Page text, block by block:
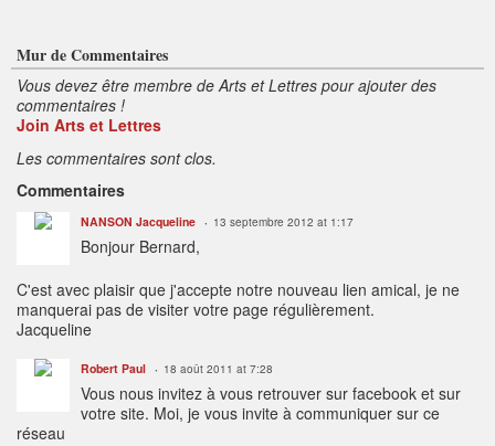
Mur de Commentaires
Vous devez être membre de Arts et Lettres pour ajouter des
commentaires !
Join Arts et Lettres
Les commentaires sont clos.
Commentaires
NANSON Jacqueline 13 septembre 2012 at 1:17
Bonjour Bernard,
C'est avec plaisir que j'accepte notre nouveau lien amical, je ne
manquerai pas de visiter votre page régulièrement.
Jacqueline
Robert Paul 18 août 2011 at 7:28
Vous nous invitez à vous retrouver sur facebook et sur
votre site. Moi, je vous invite à communiquer sur ce
réseau